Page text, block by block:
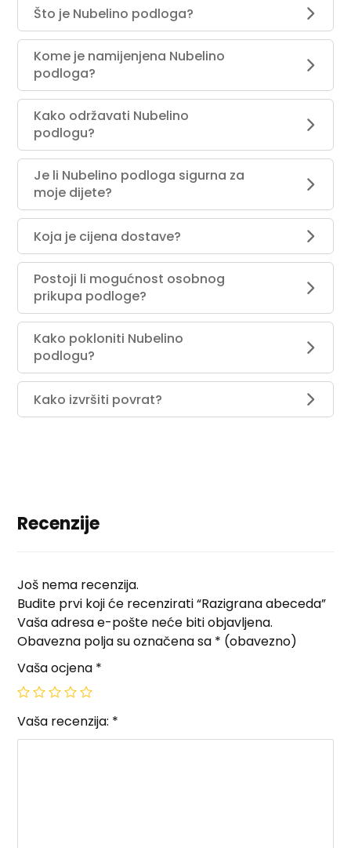
Što je Nubelino podloga?
Kome je namijenjena Nubelino
podloga?
Kako održavati Nubelino
podlogu?
Je li Nubelino podloga sigurna za
moje dijete?
Koja je cijena dostave?
Postoji li mogućnost osobnog
prikupa podloge?
Kako pokloniti Nubelino
podlogu?
Kako izvršiti povrat?
Recenzije
Još nema recenzija.
Budite prvi koji će recenzirati “Razigrana abeceda”
Vaša adresa e-pošte neće biti objavljena.
Obavezna polja su označena sa * (obavezno)
Vaša ocjena *
Vaša recenzija: *